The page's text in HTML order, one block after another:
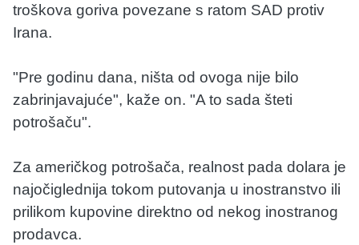
troškova goriva povezane s ratom SAD protiv
Irana.
"Pre godinu dana, ništa od ovoga nije bilo
zabrinjavajuće", kaže on. "A to sada šteti
potrošaču".
Za američkog potrošača, realnost pada dolara je
najočiglednija tokom putovanja u inostranstvo ili
prilikom kupovine direktno od nekog inostranog
prodavca.